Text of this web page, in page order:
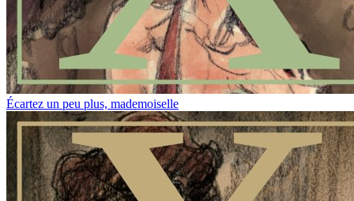
Écartez un peu plus, mademoiselle